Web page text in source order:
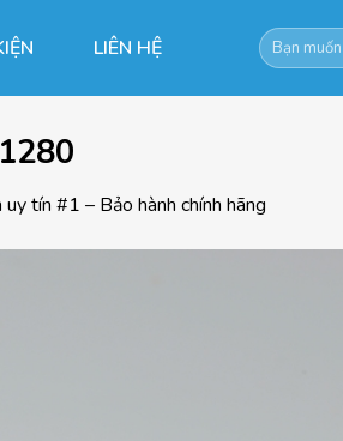
LIÊN HỆ
Tìm
kiếm:
tín #1 – Bảo hành chính hãng